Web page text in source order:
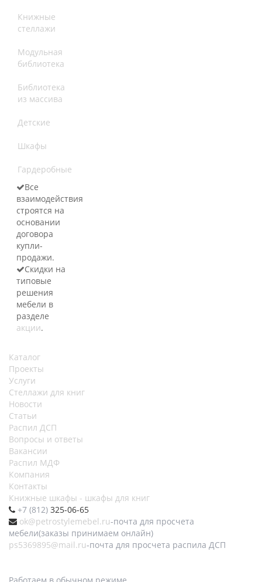
Книжные
стеллажи
Модульная
библиотека
Библиотека
из массива
Детские
Шкафы
Гардеробные
Все
взаимодействия
строятся на
основании
договора
купли-
продажи.
Скидки на
типовые
решения
мебели в
разделе
акции.
Каталог
Проекты
Услуги
Стеллажи для книг
Новости
Статьи
Распил ДСП
Вопросы и ответы
Вакансии
Распил МДФ
Компания
Контакты
Книжные шкафы - шкафы для книг
+7 (812) 325-06-65
ok@petrostylemebel.ru-почта для просчета
мебели(заказы принимаем онлайн)
ps5369895@mail.ru-почта для просчета распила ДСП